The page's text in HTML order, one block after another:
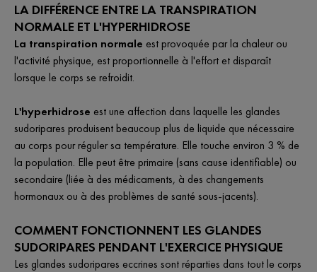
LA DIFFÉRENCE ENTRE LA TRANSPIRATION
NORMALE ET L'HYPERHIDROSE
La transpiration normale est provoquée par la chaleur ou
l'activité physique, est proportionnelle à l'effort et disparaît
lorsque le corps se refroidit.
L'hyperhidrose est une affection dans laquelle les glandes
sudoripares produisent beaucoup plus de liquide que nécessaire
au corps pour réguler sa température. Elle touche environ 3 % de
la population. Elle peut être primaire (sans cause identifiable) ou
secondaire (liée à des médicaments, à des changements
hormonaux ou à des problèmes de santé sous-jacents).
COMMENT FONCTIONNENT LES GLANDES
SUDORIPARES PENDANT L'EXERCICE PHYSIQUE
Les glandes sudoripares eccrines sont réparties dans tout le corps